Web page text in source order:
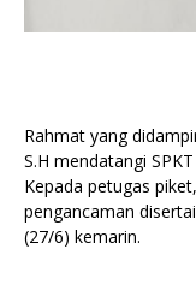
Rahmat yang
S.H mendatangi
Kepada petugas
pengancaman
(27/6) kemarin.